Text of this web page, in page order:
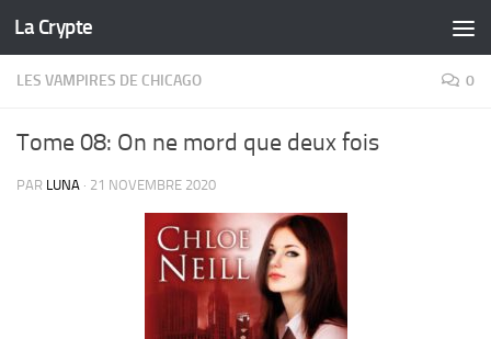
Skip to content
La Crypte
LES VAMPIRES DE CHICAGO 0
Tome 08: On ne mord que deux fois
PAR LUNA · 21 NOVEMBRE 2020